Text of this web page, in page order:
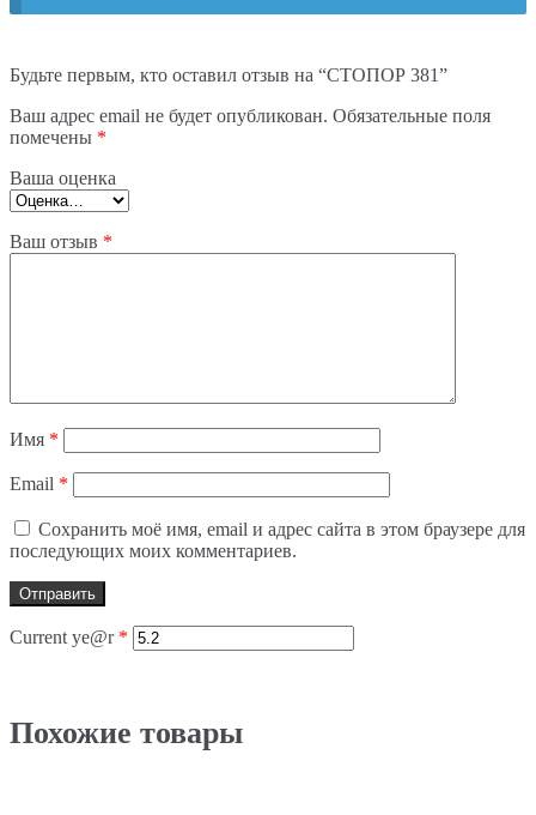
Будьте первым, кто оставил отзыв на “СТОПОР 381”
Ваш адрес email не будет опубликован. Обязательные поля
помечены *
Ваша оценка
Ваш отзыв *
Имя *
Email *
Сохранить моё имя, email и адрес сайта в этом браузере для
последующих моих комментариев.
Current ye@r *
Похожие товары